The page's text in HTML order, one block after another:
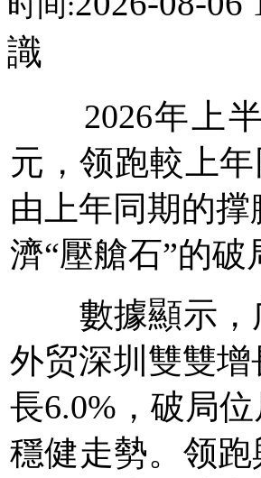
識
2026年上半
元，领跑較上
由上年同期的撑
濟“壓艙石”的
數據顯示，
外贸深圳雙雙
長6.0%，破局
穩健走勢。领